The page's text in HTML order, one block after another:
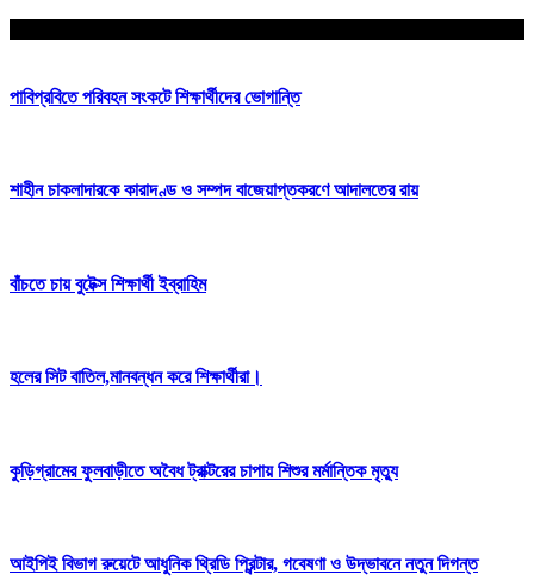
পাবিপ্রবিতে পরিবহন সংকটে শিক্ষার্থীদের ভোগান্তি
শাহীন চাকলাদারকে কারাদণ্ড ও সম্পদ বাজেয়াপ্তকরণে আদালতের রায়
বাঁচতে চায় বুটেক্স শিক্ষার্থী ইব্রাহিম
হলের সিট বাতিল,মানবন্ধন করে শিক্ষার্থীরা।
কুড়িগ্রামের ফুলবাড়ীতে অবৈধ ট্রাক্টরের চাপায় শিশুর মর্মান্তিক মৃত্যু
আইপিই বিভাগ রুয়েটে আধুনিক থ্রিডি প্রিন্টার, গবেষণা ও উদ্ভাবনে নতুন দিগন্ত